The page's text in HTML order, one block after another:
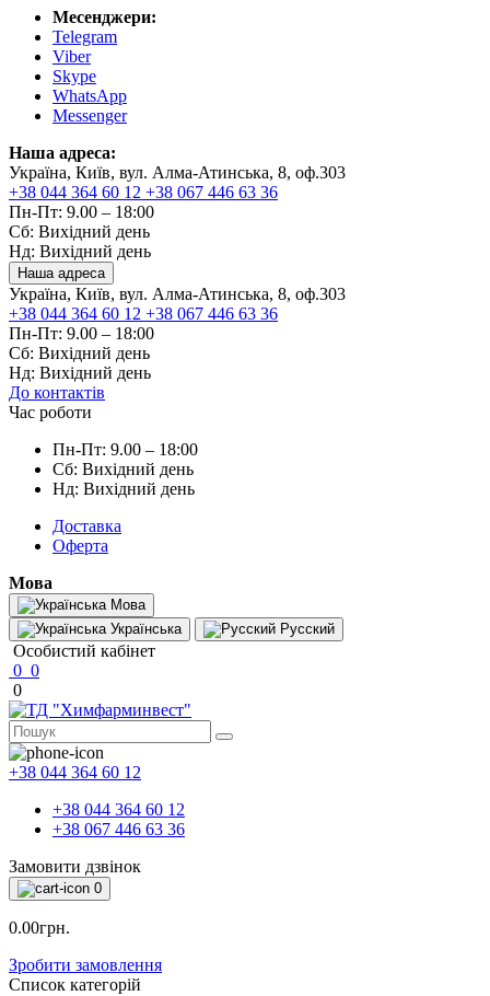
Месенджери:
Telegram
Viber
Skype
WhatsApp
Messenger
Наша адреса:
Україна, Київ, вул. Алма-Атинська, 8, оф.303
+38 044 364 60 12 +38 067 446 63 36
Пн-Пт: 9.00 – 18:00
Сб: Вихідний день
Нд: Вихідний день
Наша адреса
Україна, Київ, вул. Алма-Атинська, 8, оф.303
+38 044 364 60 12 +38 067 446 63 36
Пн-Пт: 9.00 – 18:00
Сб: Вихідний день
Нд: Вихідний день
До контактів
Час роботи
Пн-Пт: 9.00 – 18:00
Сб: Вихідний день
Нд: Вихідний день
Доставка
Оферта
Мова
Мова
Українська
Русский
Особистий кабінет
0 0
0
+38 044 364 60 12
+38 044 364 60 12
+38 067 446 63 36
Замовити дзвінок
0
0.00грн.
Зробити замовлення
Список категорій